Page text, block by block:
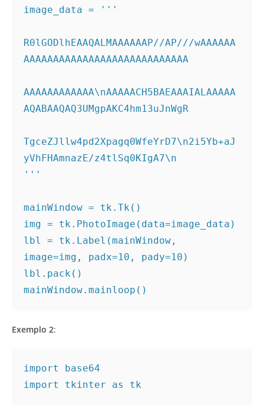
image_data = '''
R0lGODlhEAAQALMAAAAAAP//AP///wAAAAAA
AAAAAAAAAAAAAAAAAAAAAAAAAAAA
AAAAAAAAAAAA\nAAAAACH5BAEAAAIALAAAAA
AQABAAQAQ3UMgpAKC4hm13uJnWgR
TgceZJllw4pd2Xpagq0WfeYrD7\n2i5Yb+aJ
yVhFHAmnazE/z4tlSq0KIgA7\n
'''
mainWindow = tk.Tk()
img = tk.PhotoImage(data=image_data)
lbl = tk.Label(mainWindow,
image=img, padx=10, pady=10)
lbl.pack()
mainWindow.mainloop()
Exemplo 2:
import base64
import tkinter as tk